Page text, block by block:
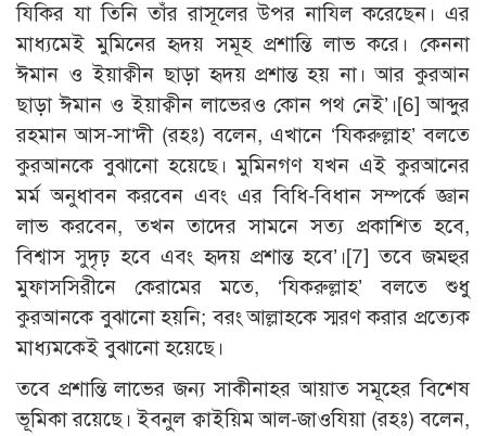
যিকির যা তিনি তাঁর রাসূলের উপর নাযিল করেছেন। এর
মাধ্যমেই মুমিনের হৃদয় সমূহ প্রশান্তি লাভ করে। কেননা
ঈমান ও ইয়াক্বীন ছাড়া হৃদয় প্রশান্ত হয় না। আর কুরআন
ছাড়া ঈমান ও ইয়াক্বীন লাভেরও কোন পথ নেই’।[6] আব্দুর
রহমান আস-সা‘দী (রহঃ) বলেন, এখানে ‘যিকরুল্লাহ’ বলতে
কুরআনকে বুঝানো হয়েছে। মুমিনগণ যখন এই কুরআনের
মর্ম অনুধাবন করবেন এবং এর বিধি-বিধান সম্পর্কে জ্ঞান
লাভ করবেন, তখন তাদের সামনে সত্য প্রকাশিত হবে,
বিশ্বাস সুদৃঢ় হবে এবং হৃদয় প্রশান্ত হবে’।[7] তবে জমহুর
মুফাসসিরীনে কেরামের মতে, ‘যিকরুল্লাহ’ বলতে শুধু
কুরআনকে বুঝানো হয়নি; বরং আল্লাহকে স্মরণ করার প্রত্যেক
মাধ্যমকেই বুঝানো হয়েছে।
তবে প্রশান্তি লাভের জন্য সাকীনাহর আয়াত সমূহের বিশেষ
ভূমিকা রয়েছে। ইবনুল ক্বাইয়িম আল-জাওযিয়া (রহঃ) বলেন,